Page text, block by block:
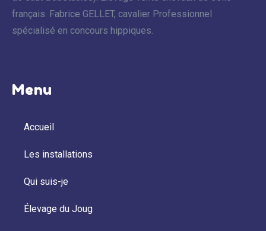
français. Fabrice GELLET, cavalier Professionnel
spécialisé en concours hippiques.
Menu
Accueil
Les installations
Qui suis-je
Élevage du Joug